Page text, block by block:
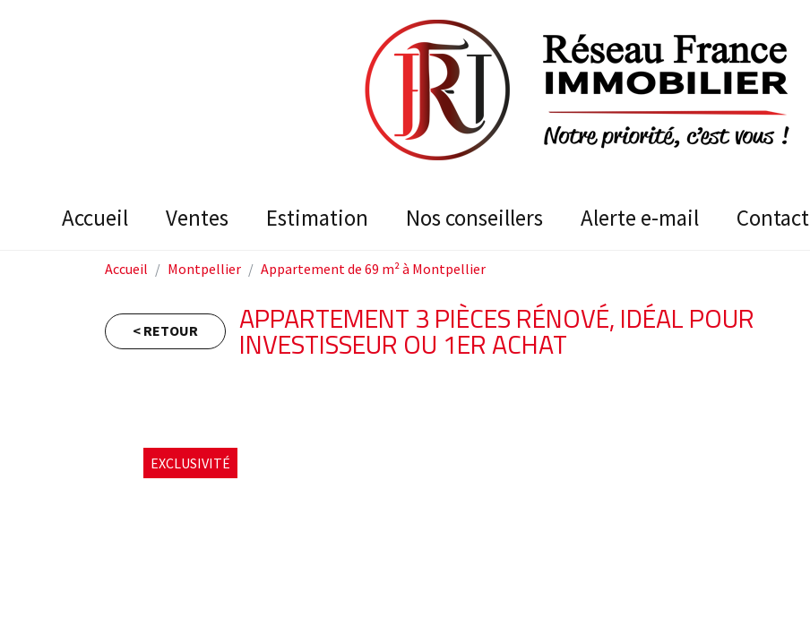
accueil ventes estimation nos conseillers alerte e-mail contact
Accueil Montpellier Appartement de 69 m² à Montpellier
< RETOUR APPARTEMENT 3 PIÈCES RÉNOVÉ, IDÉAL POUR
INVESTISSEUR OU 1ER ACHAT
EXCLUSIVITÉ